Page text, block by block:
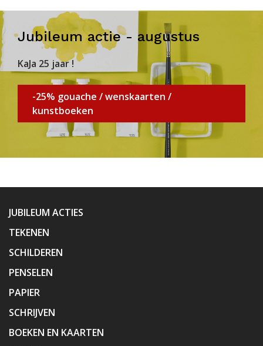
Jubileum actie - augustus
KaJa 25 jaar !
-25% gouache / wenskaarten /
kunstboeken
JUBILEUM ACTIES
TEKENEN
SCHILDEREN
PENSELEN
PAPIER
SCHRIJVEN
BOEKEN EN KAARTEN